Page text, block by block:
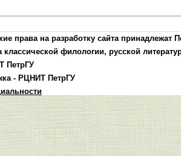
права на разработку сайта принадлежат
классической филологии, русской
ПетрГУ
- РЦНИТ ПетрГУ